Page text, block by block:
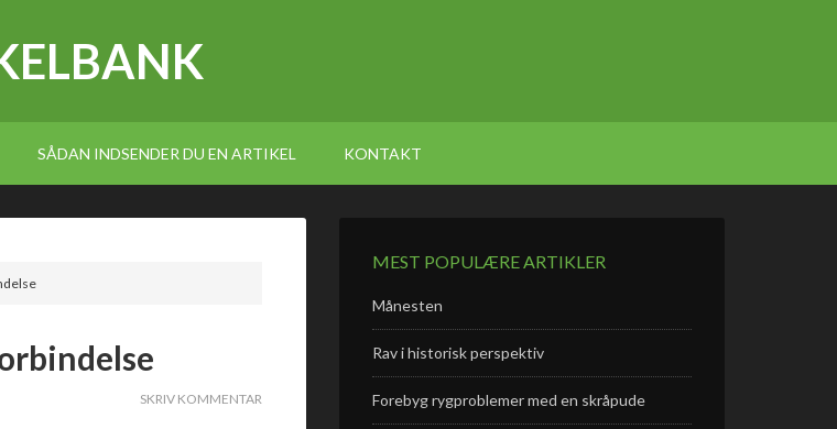
SÅDAN INDSENDER DU EN ARTIKEL KONTAKT
SKRIV KOMMENTAR
MEST POPULÆRE ARTIKLER
Månesten
Rav i historisk perspektiv
Forebyg rygproblemer med en skråpude